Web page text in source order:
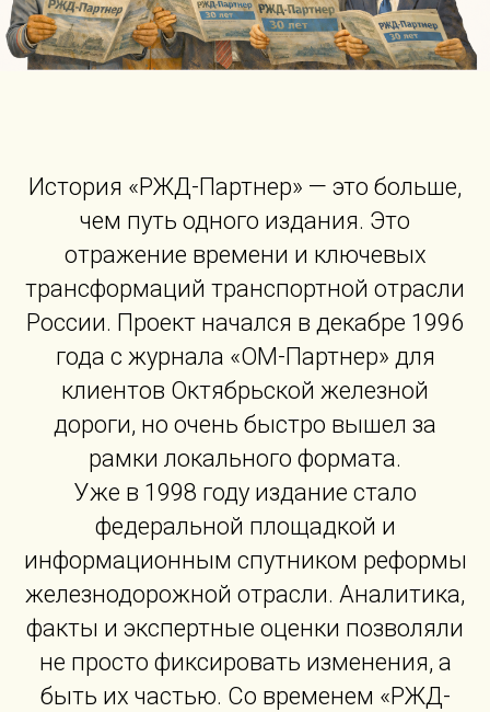
История «РЖД-Партнер» — это больше,
чем путь одного издания. Это
отражение времени и ключевых
трансформаций транспортной отрасли
России. Проект начался в декабре 1996
года с журнала «ОМ-Партнер» для
клиентов Октябрьской железной
дороги, но очень быстро вышел за
рамки локального формата.
Уже в 1998 году издание стало
федеральной площадкой и
информационным спутником реформы
железнодорожной отрасли. Аналитика,
факты и экспертные оценки позволяли
не просто фиксировать изменения, а
быть их частью. Со временем «РЖД-